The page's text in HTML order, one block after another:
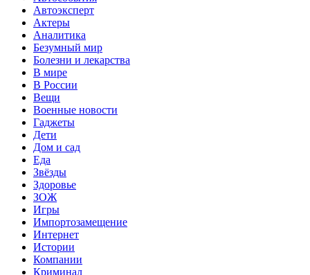
Автоэксперт
Актеры
Аналитика
Безумный мир
Болезни и лекарства
В мире
В России
Вещи
Военные новости
Гаджеты
Дети
Дом и сад
Еда
Звёзды
Здоровье
ЗОЖ
Игры
Импортозамещение
Интернет
Истории
Компании
Криминал